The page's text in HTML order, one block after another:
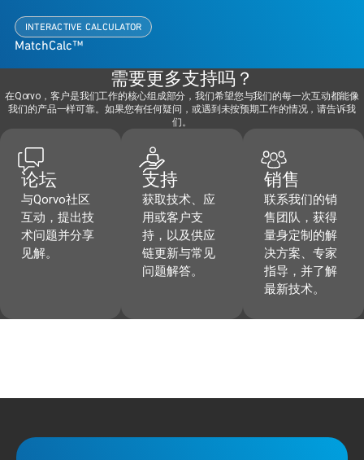
INTERACTIVE CALCULATOR
MatchCalc™
需要更多支持吗？
在Qorvo，客户是我们工作的核心组成部分，我们希望您与我们的每一次互动都能像
我们的产品一样可靠。如果您有任何疑问，或遇到未按预期工作的情况，请告诉我
们。
论坛
与Qorvo社区
互动，提出技
术问题并分享
见解。
支持
获取技术、应
用或客户支
持，以及供应
链更新与常见
问题解答。
销售
联系我们的销
售团队，获得
量身定制的解
决方案、专家
指导，并了解
最新技术。